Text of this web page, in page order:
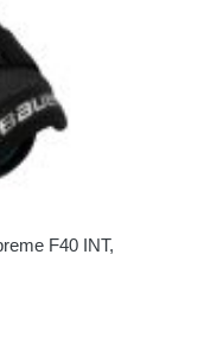
F40 INT,